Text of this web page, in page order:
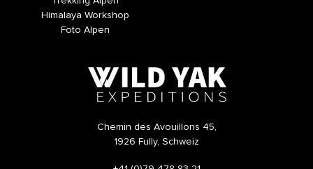
Himalaya Workshop
Foto Alpen
Chemin des Avouillons 45,
1926 Fully, Schweiz